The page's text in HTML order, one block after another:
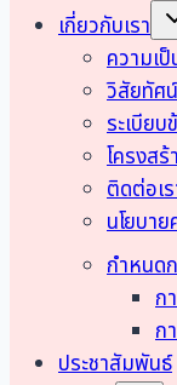
เกี่ยวกับเรา
ความเ
วิสัยทัศ
ระเบีย
โครงส
ติดต่อเ
นโยบา
กำหนด
ก
ก
ประชาสัมพันธ์